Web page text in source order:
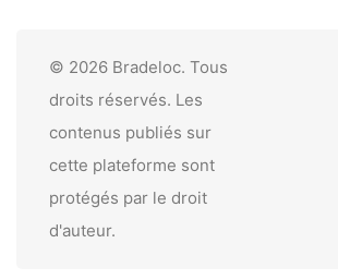
© 2026 Bradeloc. Tous
droits réservés. Les
contenus publiés sur
cette plateforme sont
protégés par le droit
d'auteur.